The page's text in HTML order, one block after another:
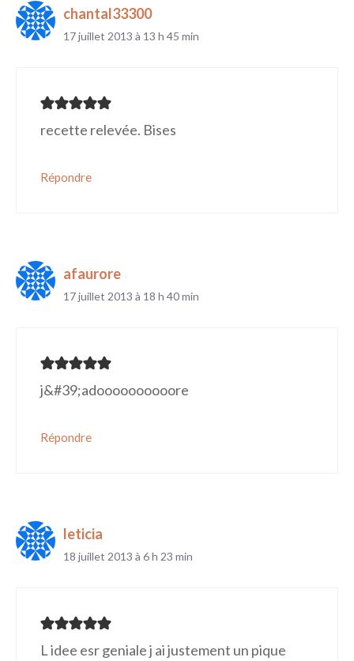
chantal33300
17 juillet 2013 à 13 h 45 min
recette relevée. Bises
Répondre
afaurore
17 juillet 2013 à 18 h 40 min
j&#39;adoooooooooore
Répondre
leticia
18 juillet 2013 à 6 h 23 min
L idee esr geniale j ai justement un pique